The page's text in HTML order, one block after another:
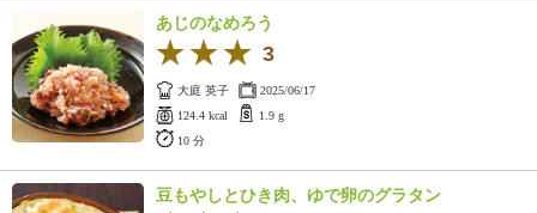
。
N
H
K
エ
ケ
あじのなめろう
3
大庭 英子
2025/06/17
124.4 kcal
1.9 g
10 分
豆もやしとひき肉、ゆで卵のグラタン